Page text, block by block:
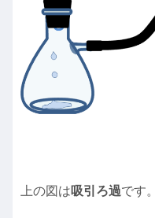
上の図は吸引ろ過です。